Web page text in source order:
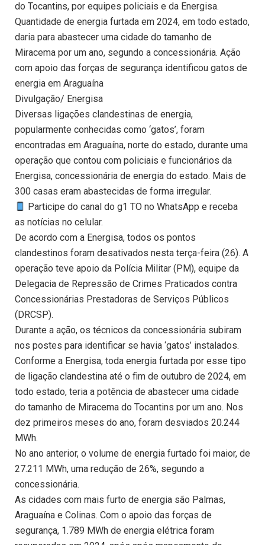
do Tocantins, por equipes policiais e da Energisa.
Quantidade de energia furtada em 2024, em todo estado,
daria para abastecer uma cidade do tamanho de
Miracema por um ano, segundo a concessionária. Ação
com apoio das forças de segurança identificou gatos de
energia em Araguaína
Divulgação/ Energisa
Diversas ligações clandestinas de energia,
popularmente conhecidas como ‘gatos’, foram
encontradas em Araguaína, norte do estado, durante uma
operação que contou com policiais e funcionários da
Energisa, concessionária de energia do estado. Mais de
300 casas eram abastecidas de forma irregular.
Participe do canal do g1 TO no WhatsApp e receba
as notícias no celular.
De acordo com a Energisa, todos os pontos
clandestinos foram desativados nesta terça-feira (26). A
operação teve apoio da Polícia Militar (PM), equipe da
Delegacia de Repressão de Crimes Praticados contra
Concessionárias Prestadoras de Serviços Públicos
(DRCSP).
Durante a ação, os técnicos da concessionária subiram
nos postes para identificar se havia ‘gatos’ instalados.
Conforme a Energisa, toda energia furtada por esse tipo
de ligação clandestina até o fim de outubro de 2024, em
todo estado, teria a potência de abastecer uma cidade
do tamanho de Miracema do Tocantins por um ano. Nos
dez primeiros meses do ano, foram desviados 20.244
MWh.
No ano anterior, o volume de energia furtado foi maior, de
27.211 MWh, uma redução de 26%, segundo a
concessionária.
As cidades com mais furto de energia são Palmas,
Araguaína e Colinas. Com o apoio das forças de
segurança, 1.789 MWh de energia elétrica foram